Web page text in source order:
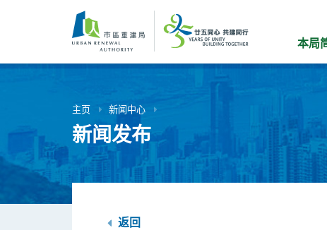
内
本局
主页 新闻中心
新闻发布
返回